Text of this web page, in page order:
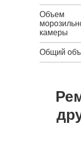
Объем
камеры
Общий